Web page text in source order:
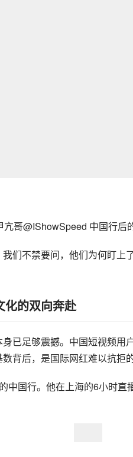
亢哥@IShowSpeed 中国行后
们不禁要问，他们为何盯
化的双向奔赴
已足够震撼。中国短视频
背后，是国际网红难以抗拒
中国行。他在上海的6小时